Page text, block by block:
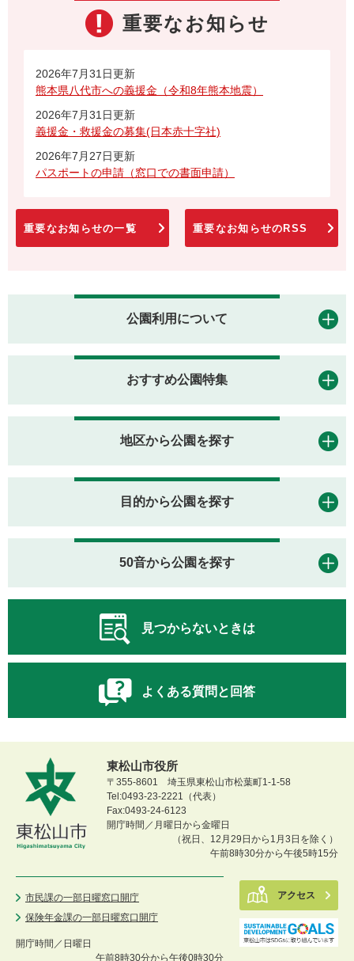
重要なお知らせ
2026年7月31日更新
熊本県八代市への義援金（令和8年熊本地震）
2026年7月31日更新
義援金・救援金の募集(日本赤十字社)
2026年7月27日更新
パスポートの申請（窓口での書面申請）
重要なお知らせの一覧 重要なお知らせのRSS
公園利用について
おすすめ公園特集
地区から公園を探す
目的から公園を探す
50音から公園を探す
見つからないときは
よくある質問と回答
東松山市役所
〒355-8601 埼玉県東松山市松葉町1-1-58
Tel:0493-23-2221（代表）
Fax:0493-24-6123
開庁時間／月曜日から金曜日
（祝日、12月29日から1月3日を除く）
午前8時30分から午後5時15分
市民課の一部日曜窓口開庁
保険年金課の一部日曜窓口開庁
開庁時間／ 日曜日
午前8時30分から午後0時30分
アクセス